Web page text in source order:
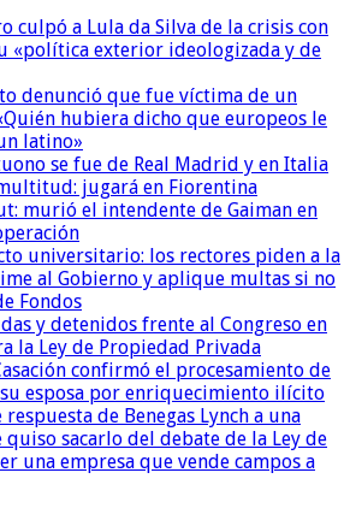
culpó a Lula da Silva de la crisis con
«política exterior ideologizada y de
denunció que fue víctima de un
hubiera dicho que europeos le
latino»
se fue de Real Madrid y en Italia
jugará en Fiorentina
murió el intendente de Gaiman en
universitario: los rectores piden a la
al Gobierno y aplique multas si no
Fondos
y detenidos frente al Congreso en
la Ley de Propiedad Privada
confirmó el procesamiento de
su esposa por enriquecimiento ilícito
de Benegas Lynch a una
quiso sacarlo del debate de la Ley de
una empresa que vende campos a